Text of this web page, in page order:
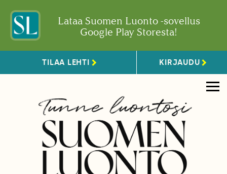
Lataa Suomen Luonto -sovellus
Google Play Storesta!
TILAA LEHTI KIRJAUDU